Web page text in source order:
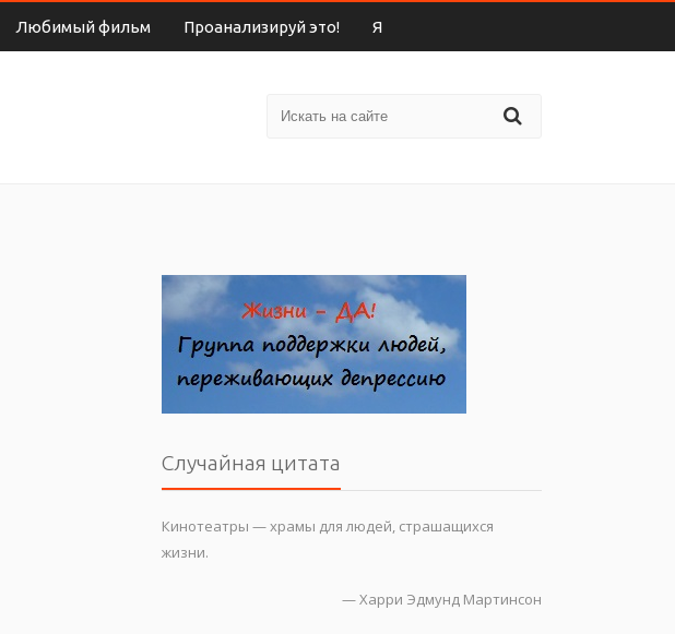
Любимый фильм Проанализируй это! Я
Случайная цитата
Кинотеатры — храмы для людей, страшащихся
жизни.
—Харри Эдмунд Мартинсон